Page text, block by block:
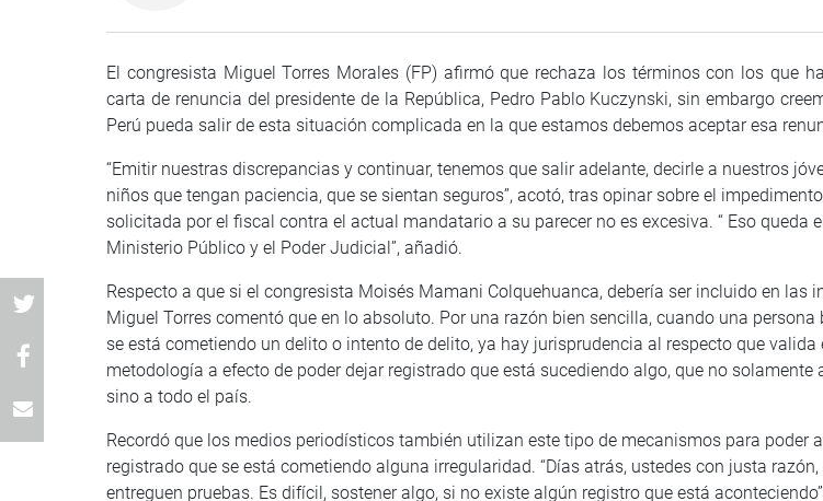
El congresista Miguel Torres Morales (FP) afirmó que rechaza los términos con los que
carta de renuncia del presidente de la República, Pedro Pablo Kuczynski, sin embargo
Perú pueda salir de esta situación complicada en la que estamos debemos aceptar esa
“Emitir nuestras discrepancias y continuar, tenemos que salir adelante, decirle a nuestros
niños que tengan paciencia, que se sientan seguros”, acotó, tras opinar sobre el
solicitada por el fiscal contra el actual mandatario a su parecer no es excesiva. “ Eso queda
Ministerio Público y el Poder Judicial”, añadió.
Respecto a que si el congresista Moisés Mamani Colquehuanca, debería ser incluido en las
Miguel Torres comentó que en lo absoluto. Por una razón bien sencilla, cuando una persona
se está cometiendo un delito o intento de delito, ya hay jurisprudencia al respecto que valida
metodología a efecto de poder dejar registrado que está sucediendo algo, que no solamente
sino a todo el país.
Recordó que los medios periodísticos también utilizan este tipo de mecanismos para poder
registrado que se está cometiendo alguna irregularidad. “Días atrás, ustedes con justa razón,
entreguen pruebas. Es difícil, sostener algo, si no existe algún registro que está